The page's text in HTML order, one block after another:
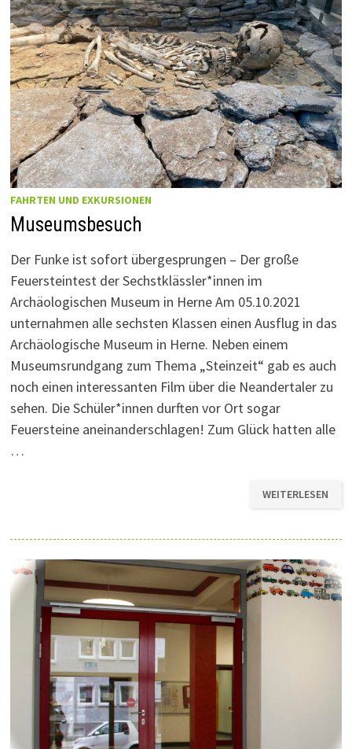
FAHRTEN UND EXKURSIONEN
Museumsbesuch
Der Funke ist sofort übergesprungen – Der große
Feuersteintest der Sechstklässler*innen im
Archäologischen Museum in Herne Am 05.10.2021
unternahmen alle sechsten Klassen einen Ausflug in das
Archäologische Museum in Herne. Neben einem
Museumsrundgang zum Thema „Steinzeit“ gab es auch
noch einen interessanten Film über die Neandertaler zu
sehen. Die Schüler*innen durften vor Ort sogar
Feuersteine aneinanderschlagen! Zum Glück hatten alle
…
WEITERLESEN